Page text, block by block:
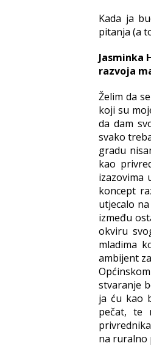
Kada ja
pitanja (a
Jasminka
razvoja
Želim da
koji su
da dam
svako
gradu
kao
izazovima
koncept
utjecalo
između
okviru
mladima
ambijent
stvaranje
ja ću kao
pečat, te
na ruralno